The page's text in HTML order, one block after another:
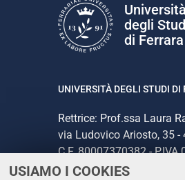
USIAMO I COOKIES
Università
degli
di Ferrara
UNIVERSITÀ DEGLI STUDI DI
Rettrice: Prof.ssa Laura
via Ludovico Ariosto, 35 -
C.F. 80007370382 -